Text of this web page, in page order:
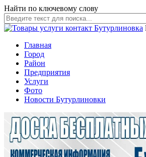
Найти по ключевому слову
Главная
Город
Район
Предприятия
Услуги
Фото
Новости Бутурлиновки